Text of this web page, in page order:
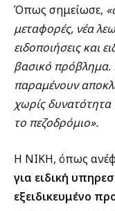
Όπως σημείωσε,
μεταφορές, νέα
ειδοποιήσεις και
βασικό πρόβλημα.
παραμένουν
χωρίς
το πεζοδρόμιο».
Η ΝΙΚΗ, όπως
για ειδική
εξειδικευμένο